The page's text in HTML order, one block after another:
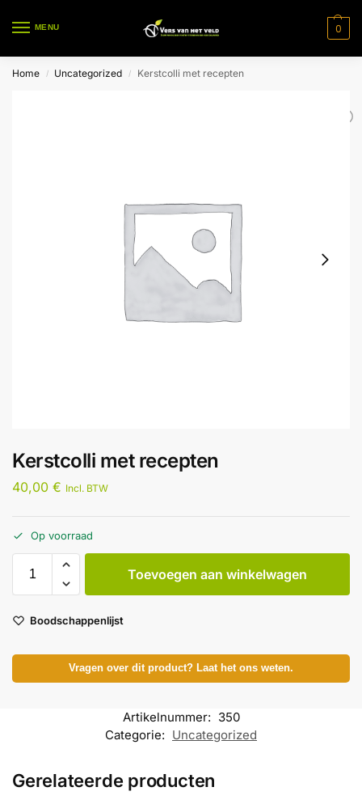
MENU 0
Home / Uncategorized / Kerstcolli met recepten
Kerstcolli met recepten
40,00 € Incl. BTW
Op voorraad
Toevoegen aan winkelwagen
Boodschappenlijst
Vragen over dit product? Laat het ons weten.
Artikelnummer: 350
Categorie: Uncategorized
Gerelateerde producten